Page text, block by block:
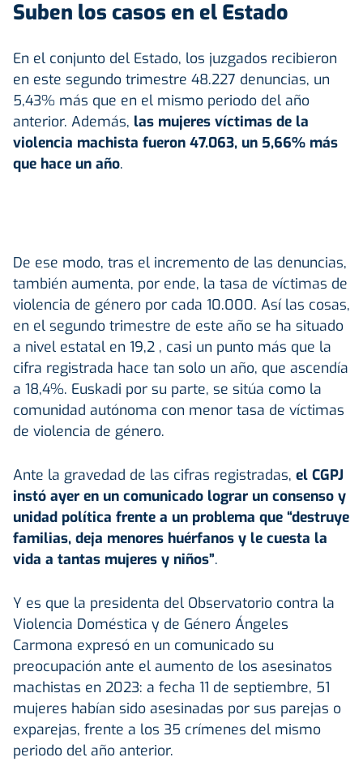
Suben los casos en el Estado
En el conjunto del Estado, los juzgados recibieron
en este segundo trimestre 48.227 denuncias, un
5,43% más que en el mismo periodo del año
anterior. Además, las mujeres víctimas de la
violencia machista fueron 47.063, un 5,66% más
que hace un año.
De ese modo, tras el incremento de las denuncias,
también aumenta, por ende, la tasa de víctimas de
violencia de género por cada 10.000. Así las cosas,
en el segundo trimestre de este año se ha situado
a nivel estatal en 19,2 , casi un punto más que la
cifra registrada hace tan solo un año, que ascendía
a 18,4%. Euskadi por su parte, se sitúa como la
comunidad autónoma con menor tasa de víctimas
de violencia de género.
Ante la gravedad de las cifras registradas, el CGPJ
instó ayer en un comunicado lograr un consenso y
unidad política frente a un problema que “destruye
familias, deja menores huérfanos y le cuesta la
vida a tantas mujeres y niños”.
Y es que la presidenta del Observatorio contra la
Violencia Doméstica y de Género Ángeles
Carmona expresó en un comunicado su
preocupación ante el aumento de los asesinatos
machistas en 2023: a fecha 11 de septiembre, 51
mujeres habían sido asesinadas por sus parejas o
exparejas, frente a los 35 crímenes del mismo
periodo del año anterior.